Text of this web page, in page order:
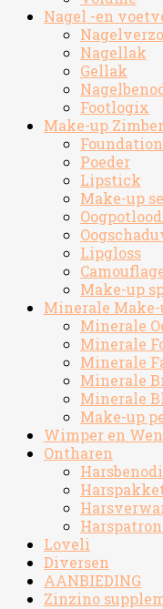
Nagel -en
Nagellak
Gellak
Footlogix
Make-up
Foundation
Poeder
Lipstick
Make-up
Lipgloss
Make-up
Minerale Make-
Minerale
Minerale
Minerale
Minerale
Minerale
Make-up
Wimper en
Ontharen
Loveli
Diversen
AANBIEDING
Zinzino